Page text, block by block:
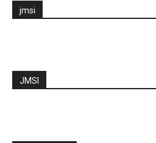
jmsi
JMSI